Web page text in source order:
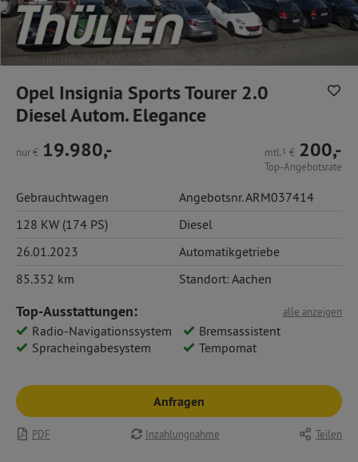
Opel Insignia Sports Tourer 2.0
Diesel Autom. Elegance
nur€ 19.980,- mtl.1 € 200,-
Top-Angebotsrate
Gebrauchtwagen
Angebotsnr. ARM037414
128 KW (174 PS)
Diesel
26.01.2023
Automatikgetriebe
85.352 km
Standort: Aachen
alle anzeigen
Top-Ausstattungen:
Radio-Navigationssystem
Bremsassistent
Spracheingabesystem
Tempomat
Anfragen
PDF Inzahlungnahme Teilen